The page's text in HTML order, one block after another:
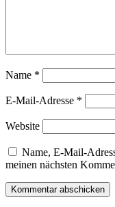
Name *
E-Mail-Adresse *
Website
Name, E-Mail-
meinen nächsten